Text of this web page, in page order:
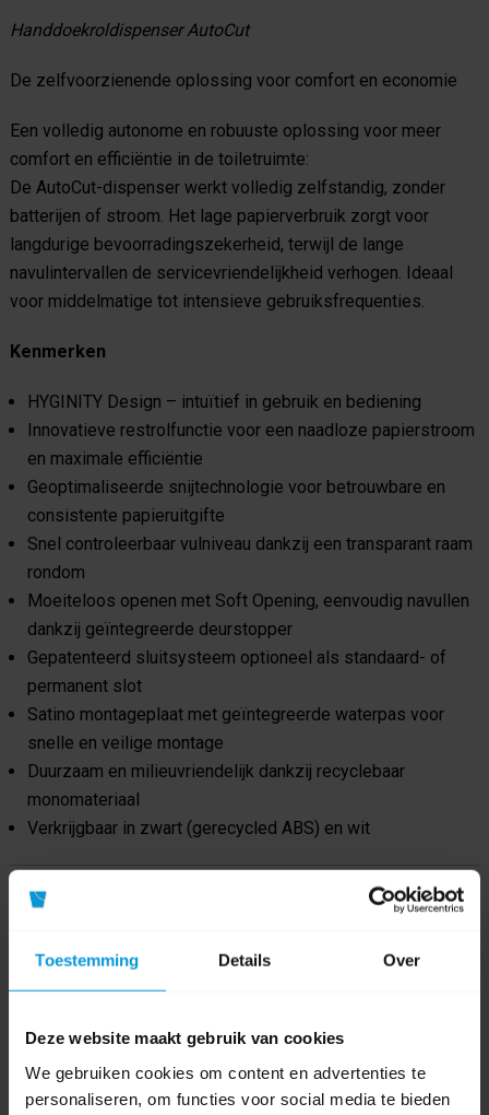
Toestemming Details Over
Deze website maakt gebruik van cookies
We gebruiken cookies om content en advertenties te
personaliseren, om functies voor social media te bieden
Handdoekroldispenser AutoCut
De zelfvoorzienende oplossing voor comfort en economie
Een volledig autonome en robuuste oplossing voor meer
comfort en efficiëntie in de toiletruimte:
De AutoCut-dispenser werkt volledig zelfstandig, zonder
batterijen of stroom. Het lage papierverbruik zorgt voor
langdurige bevoorradingszekerheid, terwijl de lange
navulintervallen de servicevriendelijkheid verhogen. Ideaal
voor middelmatige tot intensieve gebruiksfrequenties.
Kenmerken
HYGINITY Design – intuïtief in gebruik en bediening
Innovatieve restrolfunctie voor een naadloze papierstroom
en maximale efficiëntie
Geoptimaliseerde snijtechnologie voor betrouwbare en
consistente papieruitgifte
Snel controleerbaar vulniveau dankzij een transparant raam
rondom
Moeiteloos openen met Soft Opening, eenvoudig navullen
dankzij geïntegreerde deurstopper
Gepatenteerd sluitsysteem optioneel als standaard- of
permanent slot
Satino montageplaat met geïntegreerde waterpas voor
snelle en veilige montage
Duurzaam en milieuvriendelijk dankzij recyclebaar
monomateriaal
Verkrijgbaar in zwart (gerecycled ABS) en wit
Product specificaties
Artikelnummer